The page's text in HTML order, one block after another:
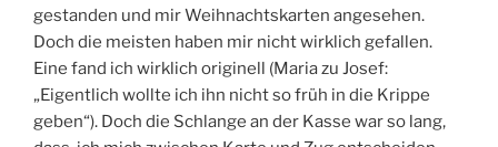
gestanden und mir Weihnachtskarten angesehen.
Doch die meisten haben mir nicht wirklich gefallen.
Eine fand ich wirklich originell (Maria zu Josef:
„Eigentlich wollte ich ihn nicht so früh in die Krippe
geben“). Doch die Schlange an der Kasse war so lang,